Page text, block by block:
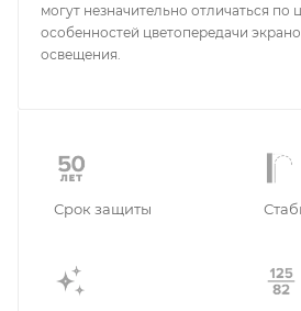
могут незначительно отличаться по
особенностей цветопередачи
освещения.
Срок защиты